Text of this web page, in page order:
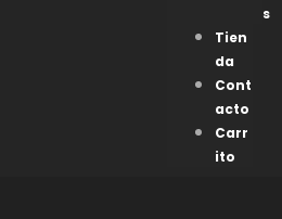
s
Tien
da
Cont
acto
Carr
ito